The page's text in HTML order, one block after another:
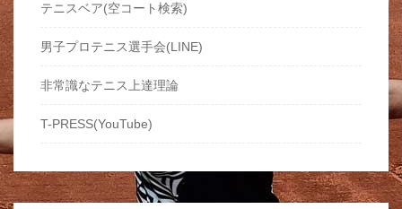
テニスベア(空コート検索)
男子プロテニス選手会(LINE)
非常識なテニス上達理論
T-PRESS(YouTube)